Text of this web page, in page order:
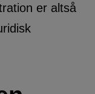
er altså